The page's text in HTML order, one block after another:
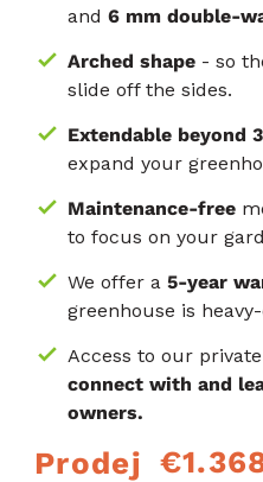
and 6 mm double-
Arched shape - so
slide off the sides.
Extendable beyond
expand your
Maintenance-free
to focus on your
We offer a 5-year
greenhouse is
Access to our
connect with and
owners.
Běžná
Prodej
Výprodejová